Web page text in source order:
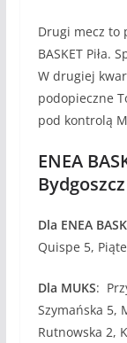
Drugi mecz to
BASKET Piła.
W drugiej
podopieczne
pod kontrolą
ENEA
Dla ENEA
Quispe 5,
Dla MUKS:
Szymańska 5,
Rutnowska 2,